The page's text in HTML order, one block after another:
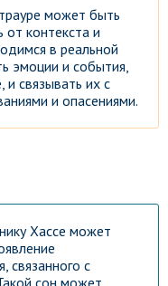
может быть
от контекста и
в реальной
эмоции и события,
связывать их с
и опасениями.
Хассе может
связанного с
сон может